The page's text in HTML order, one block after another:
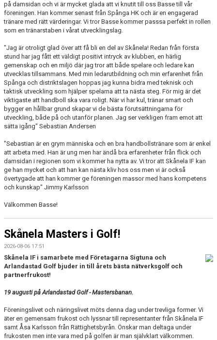
på damsidan och vi är mycket glada att vi knutit till oss Basse till vår
föreningen. Han kommer senast från Spånga HK och är en engagerad
tränare med rätt värderingar. Vi tror Basse kommer passsa perfekt in rollen
som en tränarstaben i vårat utvecklingslag.
"Jag är otroligt glad över att få bli en del av Skånela! Redan från första
stund har jag fått ett väldigt positivt intryck av klubben, en härlig
gemenskap och en miljö där jag tror att både spelare och ledare kan
utvecklas tillsammans. Med min ledarutbildning och min erfarenhet från
Spånga och distriktslagen hoppas jag kunna bidra med teknisk och
taktisk utveckling som hjälper spelarna att ta nästa steg. För mig är det
viktigaste att handboll ska vara roligt. När vi har kul, tränar smart och
bygger en hållbar grund skapar vi de bästa förutsättningarna för
utveckling, både på och utanför planen. Jag ser verkligen fram emot att
sätta igång" Sebastian Andersen
"Sebastian är en grym människa och en bra handbollstränare som är enkel
att arbeta med. Han är ung men har ändå bra erfarenheter från flick och
damsidan i regionen som vi kommer ha nytta av. Vi tror att Skånela IF kan
ge han mycket och att han kan nästa kliv hos oss men vi är också
övertygade att han kommer ge föreningen massor med hans kompetens
och kunskap" Jimmy Karlsson
Välkommen Basse!
Skånela Masters i Golf!
2026-08-06 17:51
Skånela IF i samarbete med Företagarna Sigtuna och
Arlandastad Golf bjuder in till årets bästa nätverksgolf och
partnerfrukost!
19 augusti på Arlandastad Golf - Mastersbanan.
Föreningslivet och näringslivet möts denna dag under trevliga former. Vi
äter en gemensam frukost och lyssnar till representanter från Skånela IF
samt Åsa Karlsson från Rättighetsbyrån. Önskar man deltaga under
frukosten men inte vara med på golfen är man självklart välkommen.